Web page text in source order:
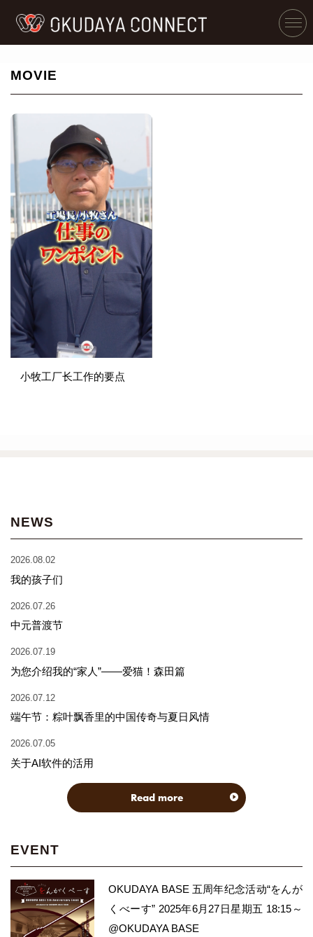
MOVIE
小牧工厂长工作的要点
NEWS
2026.08.02
我的孩子们
2026.07.26
中元普渡节
2026.07.19
为您介绍我的“家人”——爱猫！森田篇
2026.07.12
端午节：粽叶飘香里的中国传奇与夏日风情
2026.07.05
关于AI软件的活用
Read more
EVENT
OKUDAYA BASE 五周年纪念活动“をんが
くべーす” 2025年6月27日星期五 18:15～
@OKUDAYA BASE